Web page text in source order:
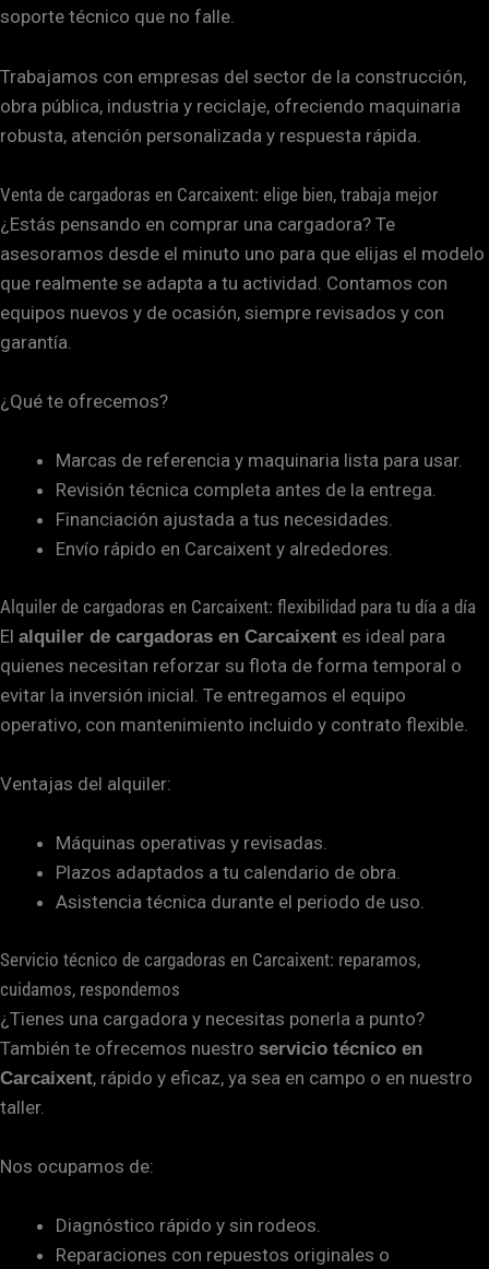
soporte técnico que no falle.
Trabajamos con empresas del sector de la construcción,
obra pública, industria y reciclaje, ofreciendo maquinaria
robusta, atención personalizada y respuesta rápida.
Venta de cargadoras en Carcaixent: elige bien, trabaja mejor
¿Estás pensando en comprar una cargadora? Te
asesoramos desde el minuto uno para que elijas el modelo
que realmente se adapta a tu actividad. Contamos con
equipos nuevos y de ocasión, siempre revisados y con
garantía.
¿Qué te ofrecemos?
Marcas de referencia y maquinaria lista para usar.
Revisión técnica completa antes de la entrega.
Financiación ajustada a tus necesidades.
Envío rápido en Carcaixent y alrededores.
Alquiler de cargadoras en Carcaixent: flexibilidad para tu día a día
El alquiler de cargadoras en Carcaixent es ideal para
quienes necesitan reforzar su flota de forma temporal o
evitar la inversión inicial. Te entregamos el equipo
operativo, con mantenimiento incluido y contrato flexible.
Ventajas del alquiler:
Máquinas operativas y revisadas.
Plazos adaptados a tu calendario de obra.
Asistencia técnica durante el periodo de uso.
Servicio técnico de cargadoras en Carcaixent: reparamos,
cuidamos, respondemos
¿Tienes una cargadora y necesitas ponerla a punto?
También te ofrecemos nuestro servicio técnico en
Carcaixent, rápido y eficaz, ya sea en campo o en nuestro
taller.
Nos ocupamos de:
Diagnóstico rápido y sin rodeos.
Reparaciones con repuestos originales o